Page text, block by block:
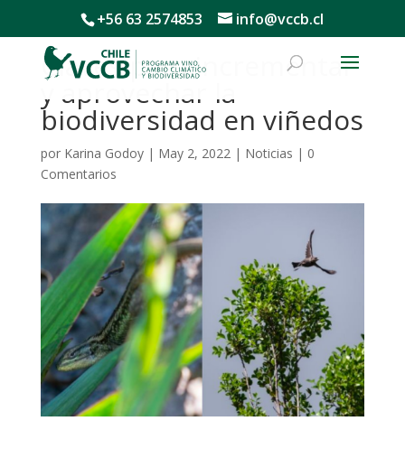
+56 63 2574853 info@vccb.cl
Claves para incrementar
y aprovechar la
biodiversidad en viñedos
por Karina Godoy| May 2, 2022| Noticias | 0
Comentarios